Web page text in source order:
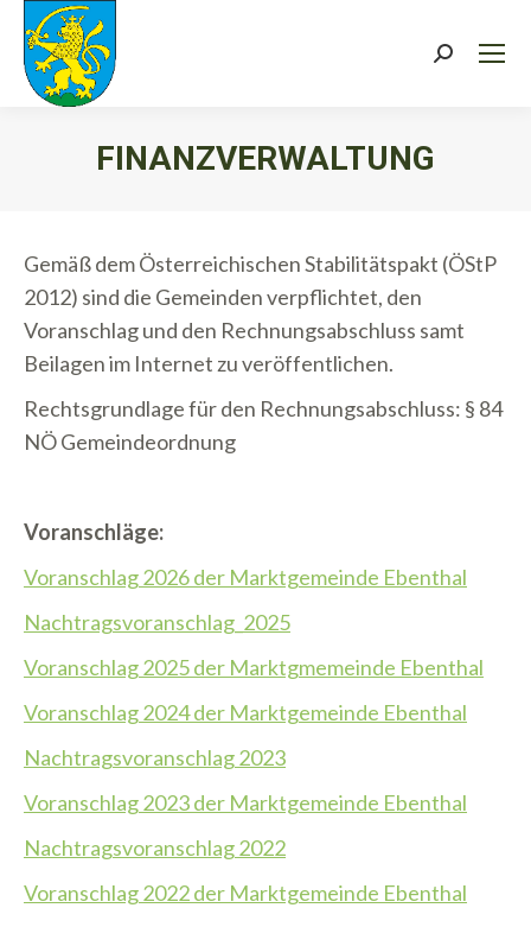
Search:
FINANZVERWALTUNG
Gemäß dem Österreichischen Stabilitätspakt (ÖStP
2012) sind die Gemeinden verpflichtet, den
Voranschlag und den Rechnungsabschluss samt
Beilagen im Internet zu veröffentlichen.
Rechtsgrundlage für den Rechnungsabschluss: § 84
NÖ Gemeindeordnung
Voranschläge:
Voranschlag 2026 der Marktgemeinde Ebenthal
Nachtragsvoranschlag_2025
Voranschlag 2025 der Marktgmemeinde Ebenthal
Voranschlag 2024 der Marktgemeinde Ebenthal
Nachtragsvoranschlag 2023
Voranschlag 2023 der Marktgemeinde Ebenthal
Nachtragsvoranschlag 2022
Voranschlag 2022 der Marktgemeinde Ebenthal